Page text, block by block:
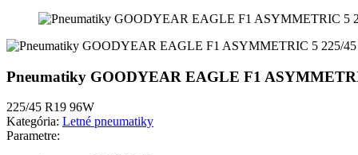
Pneumatiky GOODYEAR EAGLE F1
225/45 R19 96W
Kategória: Letné pneumatiky
Parametre: